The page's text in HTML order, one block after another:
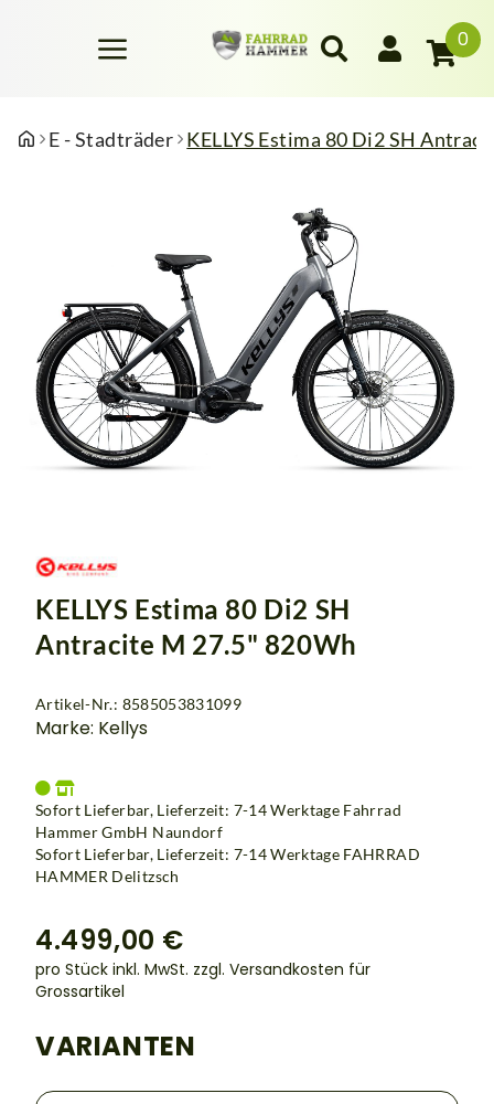
0
E - Stadträder KELLYS Estima 80 Di2 SH
KELLYS Estima 80 Di2 SH
Antracite M 27.5" 820Wh
Artikel-Nr.: 8585053831099
Marke: Kellys
Sofort Lieferbar, Lieferzeit: 7-14 Werktage Fahrrad
Hammer GmbH Naundorf
Sofort Lieferbar, Lieferzeit: 7-14 Werktage FAHRRAD
HAMMER Delitzsch
4.499,00 €
pro Stück inkl. MwSt. zzgl. Versandkosten für
Grossartikel
VARIANTEN